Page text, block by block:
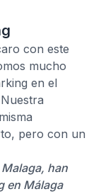
con este
mucho
en el
pero con un
han
en Málaga